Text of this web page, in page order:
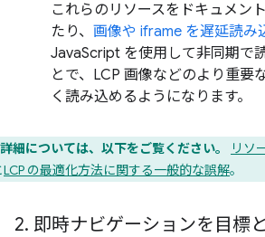
これらのリソースをドキュメン
たり、 画像や iframe を遅延読み
JavaScript を使用して非同期で
とで、LCP 画像などのより重要
く読み込めるようになります。
詳細については、以下をご覧ください。
リソ
LCP の最適化方法に関する一般的な誤解。
2. 即時ナビゲーションを目標